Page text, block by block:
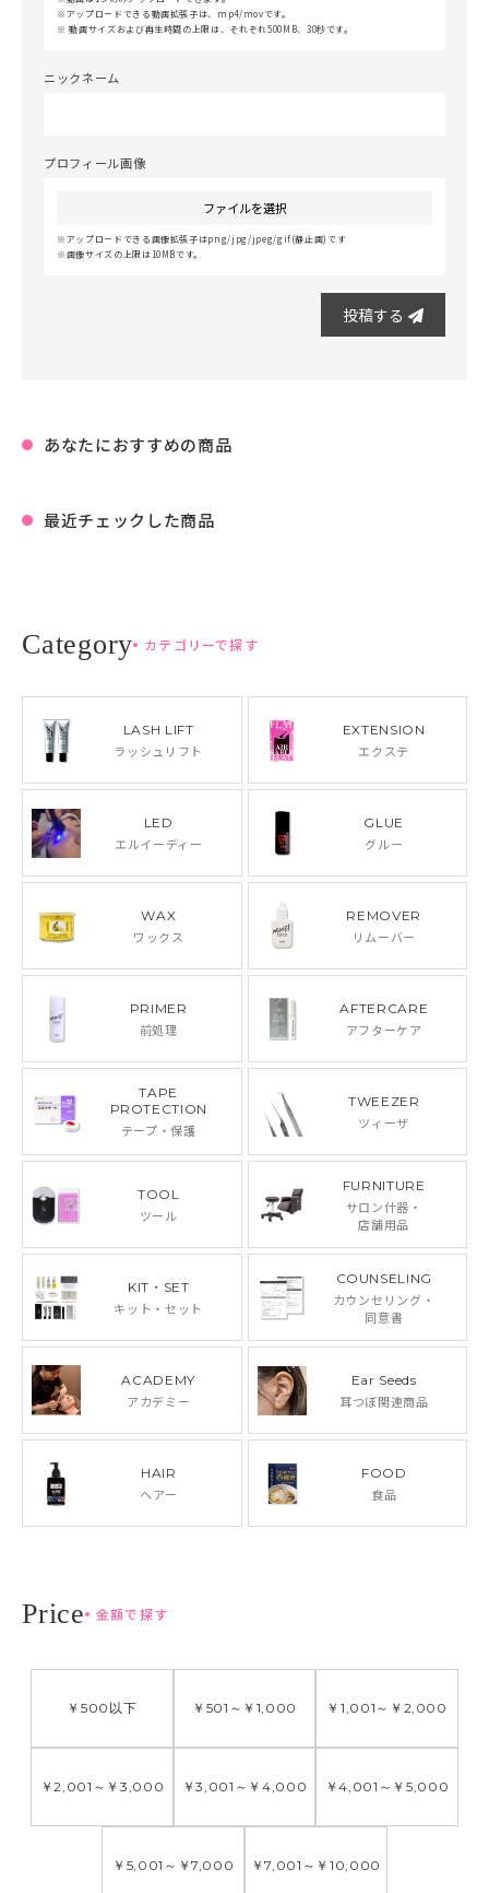
アップロードできる動画拡張子は、mp4/movです。
動画サイズおよび再生時間の上限は、それぞれ500MB、30秒です。
ニックネーム
プロフィール画像
ファイルを選択
アップロードできる画像拡張子はpng/jpg/jpeg/gif(静止画)です
画像サイズの上限は10MBです。
投稿する
あなたにおすすめの商品
最近チェックした商品
カテゴリーで探す
LASH LIFT
ラッシュリフト
EXTENSION
エクステ
LED
エルイーディー
GLUE
グルー
WAX
ワックス
REMOVER
リムーバー
PRIMER
前処理
AFTERCARE
アフターケア
TAPE
PROTECTION
テープ・保護
TWEEZER
ツィーザ
TOOL
ツール
FURNITURE
サロン什器・
店舗用品
KIT・SET
キット・セット
COUNSELING
カウンセリング・
同意書
ACADEMY
アカデミー
Ear Seeds
耳つぼ関連商品
HAIR
ヘアー
FOOD
食品
金額で探す
￥500 以下 ￥501 ～ ￥1,000 ￥1,001 ～ ￥2,000
￥2,001 ～ ￥3,000 ￥3,001 ～ ￥4,000 ￥4,001 ～ ￥5,000
￥5,001 ～ ￥7,000 ￥7,001 ～ ￥10,000